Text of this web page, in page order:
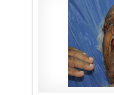
موقع لا الأخباري